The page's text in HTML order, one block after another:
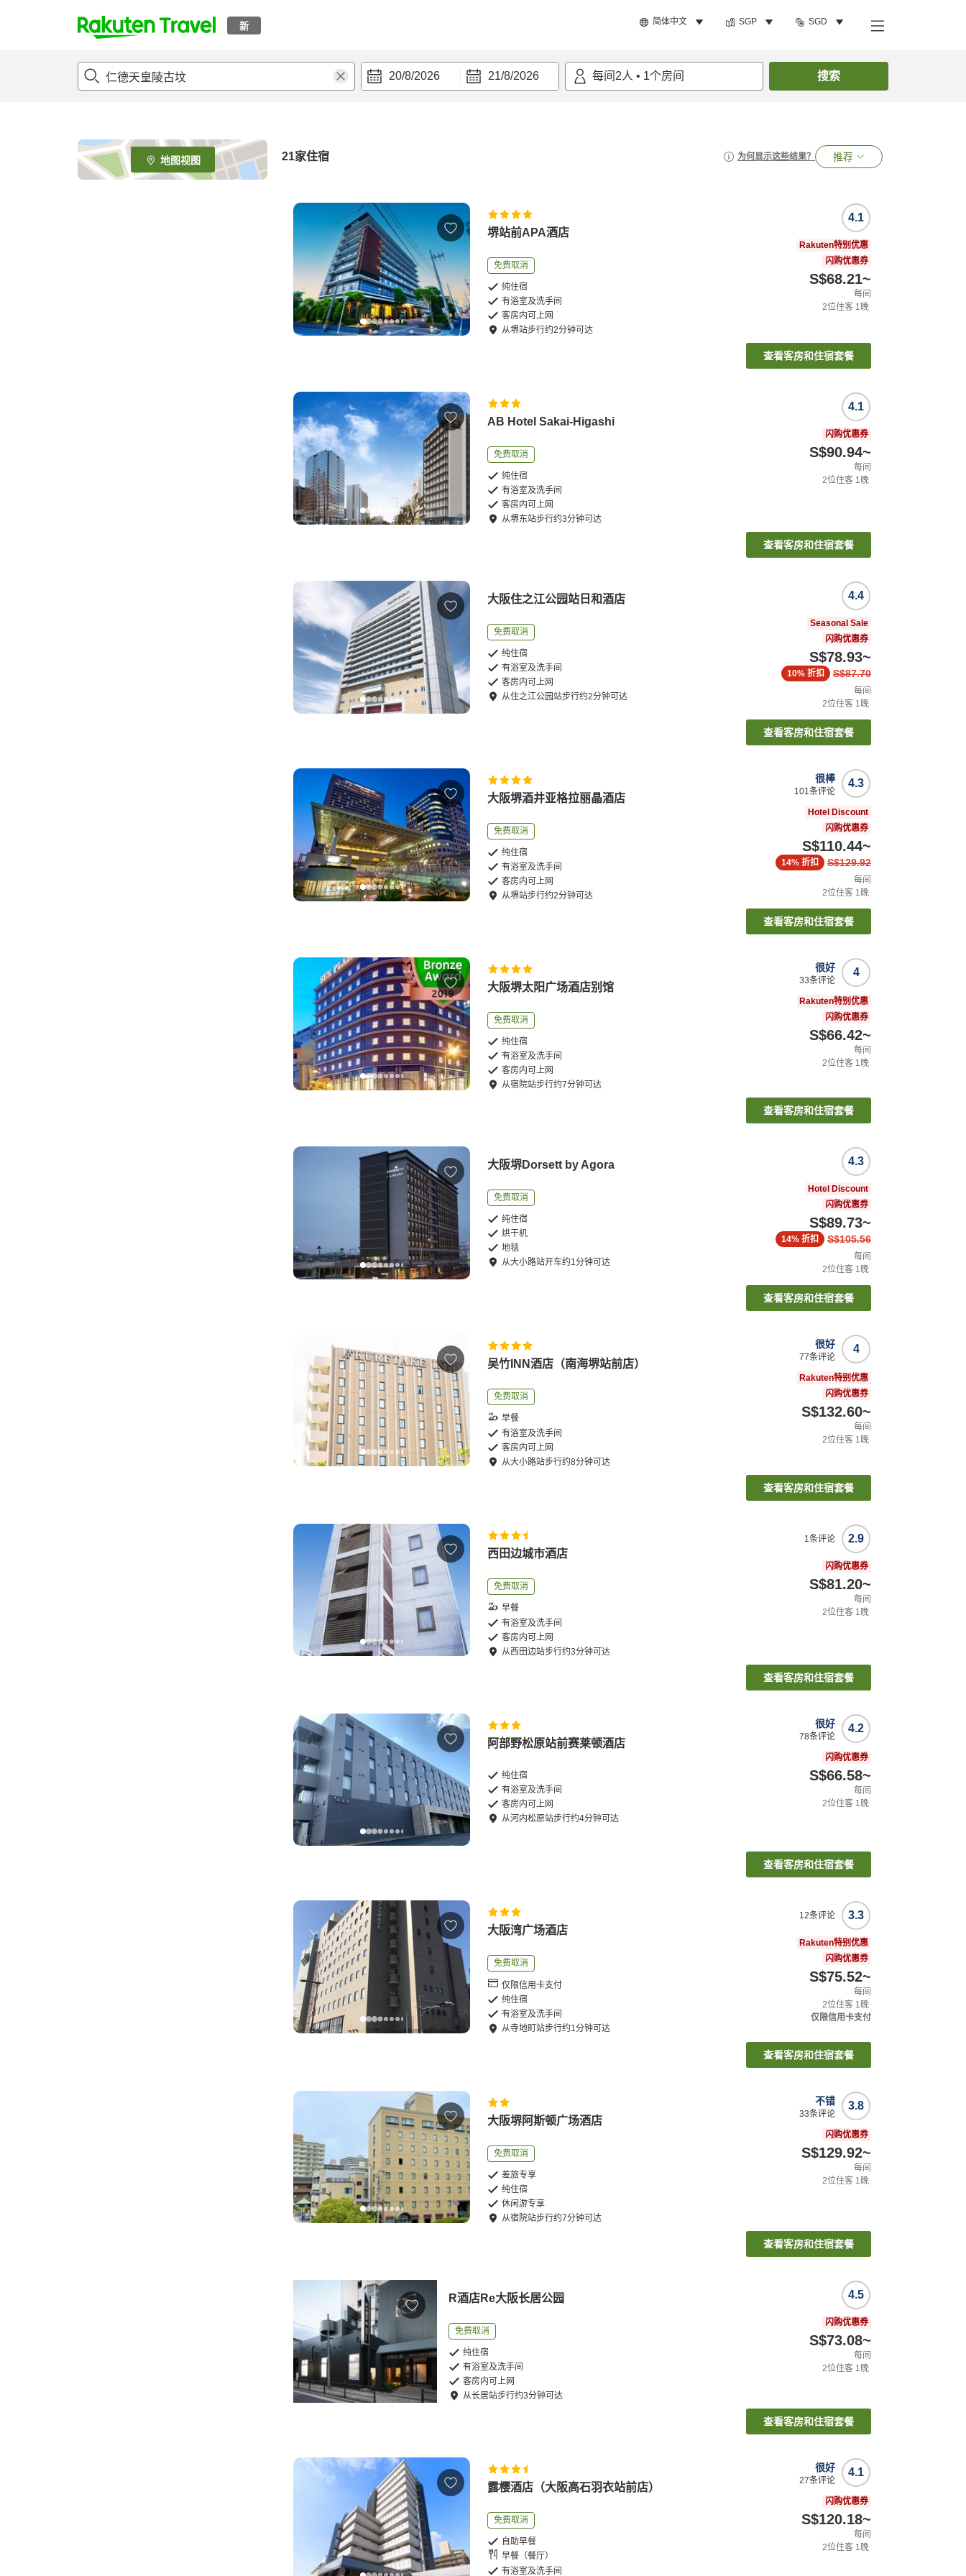
新 简体中文 SGP SGD
t
p
e
_
s
20/8/2026 21/8/2026 每间 2人 • 1个房间 搜索
地图视图 21家住宿 为何显示这些结果？ 推荐
堺站前APA酒店
免费取消
纯住宿
有浴室及洗手间
客房内可上网
从堺站步行约2分钟可达
4.1
Rakuten特别优惠
闪购优惠券
S$68.21~
每间
2位住客 1晚
查看客房和住宿套餐
AB Hotel Sakai-Higashi
免费取消
纯住宿
有浴室及洗手间
客房内可上网
从堺东站步行约3分钟可达
4.1
闪购优惠券
S$90.94~
每间
2位住客 1晚
查看客房和住宿套餐
大阪住之江公园站日和酒店
免费取消
纯住宿
有浴室及洗手间
客房内可上网
从住之江公园站步行约2分钟可达
4.4
Seasonal Sale
闪购优惠券
S$78.93~
S$87.70
10% 折扣
每间
2位住客 1晚
查看客房和住宿套餐
大阪堺酒井亚格拉丽晶酒店
免费取消
纯住宿
有浴室及洗手间
客房内可上网
从堺站步行约2分钟可达
4.3
很棒
101条评论
Hotel Discount
闪购优惠券
S$110.44~
S$129.92
14% 折扣
每间
2位住客 1晚
查看客房和住宿套餐
大阪堺太阳广场酒店别馆
免费取消
纯住宿
有浴室及洗手间
客房内可上网
从宿院站步行约7分钟可达
4
很好
33条评论
Rakuten特别优惠
闪购优惠券
S$66.42~
每间
2位住客 1晚
查看客房和住宿套餐
大阪堺Dorsett by Agora
免费取消
纯住宿
烘干机
地毯
从大小路站开车约1分钟可达
4.3
Hotel Discount
闪购优惠券
S$89.73~
S$105.56
14% 折扣
每间
2位住客 1晚
查看客房和住宿套餐
吴竹INN酒店（南海堺站前店）
免费取消
早餐
有浴室及洗手间
客房内可上网
从大小路站步行约8分钟可达
4
很好
77条评论
Rakuten特别优惠
闪购优惠券
S$132.60~
每间
2位住客 1 晚
查看客房和住宿套餐
西田边城市酒店
免费取消
早餐
有浴室及洗手间
客房内可上网
从西田边站步行约3分钟可达
2.9
1 条评论
闪购优惠券
S$81.20~
每间
2位住客 1 晚
查看客房和住宿套餐
阿部野松原站前赛莱顿酒店
纯住宿
有浴室及洗手间
客房内可上网
从河内松原站步行约4分钟可达
4.2
很好
78条评论
闪购优惠券
S$66.58~
每间
2位住客 1 晚
查看客房和住宿套餐
大阪湾广场酒店
免费取消
仅限信用卡支付
纯住宿
有浴室及洗手间
从寺地町站步行约1分钟可达
3.3
12条评论
Rakuten特别优惠
闪购优惠券
S$75.52~
每间
2位住客 1晚
仅限信用卡支付
查看客房和住宿套餐
大阪堺阿斯顿广场酒店
免费取消
差旅专享
纯住宿
休闲游专享
从宿院站步行约7分钟可达
3.8
不错
33条评论
闪购优惠券
S$129.92~
每间
2位住客 1 晚
查看客房和住宿套餐
R酒店Re大阪长居公园
免费取消
纯住宿
有浴室及洗手间
客房内可上网
从长居站步行约3分钟可达
4.5
闪购优惠券
S$73.08~
每间
2位住客 1 晚
查看客房和住宿套餐
露樱酒店（大阪高石羽衣站前店）
免费取消
自助早餐
早餐（餐厅）
有浴室及洗手间
4.1
很好
27条评论
闪购优惠券
S$120.18~
每间
2位住客 1 晚